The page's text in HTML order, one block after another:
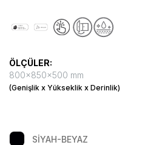
ÖLÇÜLER:
800x850x500 mm
(Genişlik x Yükseklik x Derinlik)
SİYAH-BEYAZ